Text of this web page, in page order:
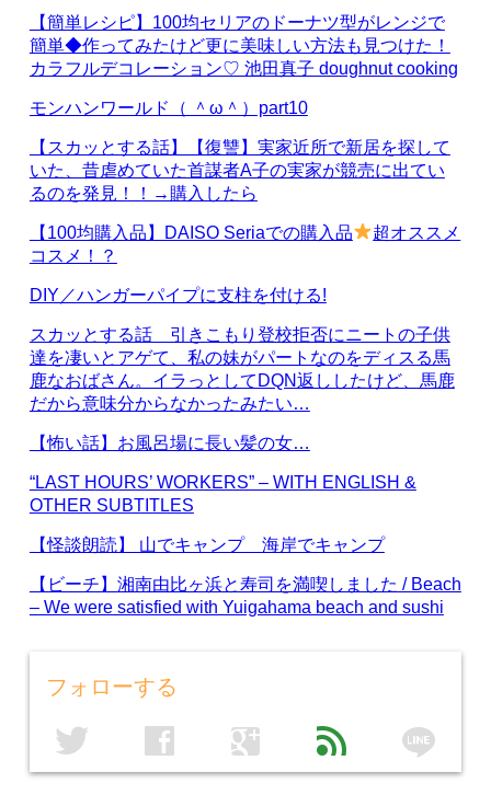
【簡単レシピ】100均セリアのドーナツ型がレンジで
簡単◆作ってみたけど更に美味しい方法も見つけた！
カラフルデコレーション♡ 池田真子 doughnut cooking
モンハンワールド（ ＾ω＾）part10
【スカッとする話】【復讐】実家近所で新居を探して
いた、昔虐めていた首謀者A子の実家が競売に出てい
るのを発見！！→購入したら
【100均購入品】DAISO Seriaでの購入品
超オススメ
コスメ！？
DIY／ハンガーパイプに支柱を付ける!
スカッとする話 引きこもり登校拒否にニートの子供
達を凄いとアゲて、私の妹がパートなのをディスる馬
鹿なおばさん。イラっとしてDQN返ししたけど、馬鹿
だから意味分からなかったみたい…
【怖い話】お風呂場に長い髪の女…
“LAST HOURS’ WORKERS” – WITH ENGLISH &
OTHER SUBTITLES
【怪談朗読】 山でキャンプ 海岸でキャンプ
【ビーチ】湘南由比ヶ浜と寿司を満喫しました / Beach
– We were satisfied with Yuigahama beach and sushi
フォローする
twitter facebook google feed line